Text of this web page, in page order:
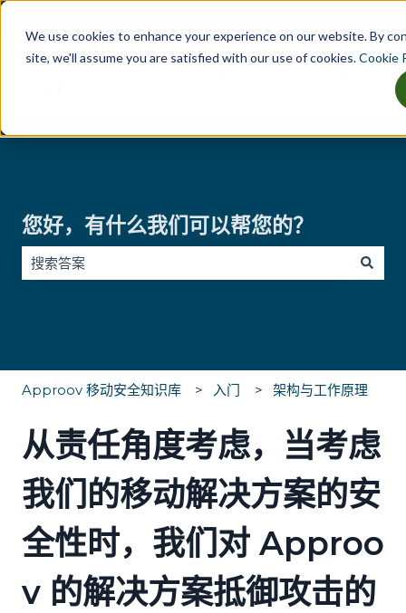
We use cookies to enhance your experience on our website. By
site, we'll assume you are satisfied with our use of cookies.Cookie
Why
Key
Industries
显示
您好，有什么我们可以帮您的？
Approov 移动安全知识库 入门 架构与工作原理
从责任角度考虑，当考虑
我们的移动解决方案的安
全性时，我们对 Approo
v 的解决方案抵御攻击的